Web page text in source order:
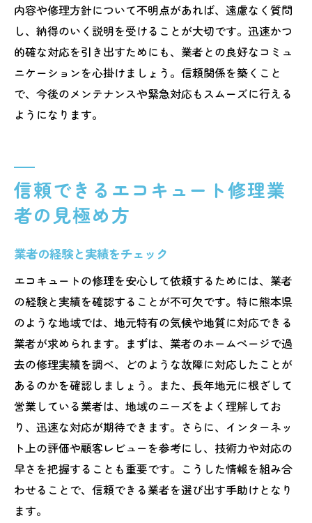
内容や修理方針について不明点があれば、遠慮なく質問
し、納得のいく説明を受けることが大切です。迅速かつ
的確な対応を引き出すためにも、業者との良好なコミュ
ニケーションを心掛けましょう。信頼関係を築くこと
で、今後のメンテナンスや緊急対応もスムーズに行える
ようになります。
信頼できるエコキュート修理業
者の見極め方
業者の経験と実績をチェック
エコキュートの修理を安心して依頼するためには、業者
の経験と実績を確認することが不可欠です。特に熊本県
のような地域では、地元特有の気候や地質に対応できる
業者が求められます。まずは、業者のホームページで過
去の修理実績を調べ、どのような故障に対応したことが
あるのかを確認しましょう。また、長年地元に根ざして
営業している業者は、地域のニーズをよく理解してお
り、迅速な対応が期待できます。さらに、インターネッ
ト上の評価や顧客レビューを参考にし、技術力や対応の
早さを把握することも重要です。こうした情報を組み合
わせることで、信頼できる業者を選び出す手助けとなり
ます。